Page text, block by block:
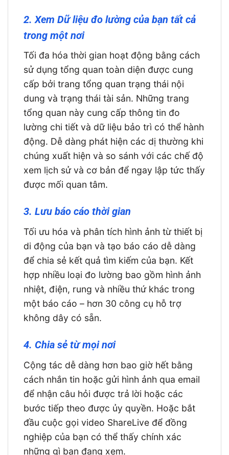
2. Xem Dữ liệu đo lường của bạn tất cả
trong một nơi
Tối đa hóa thời gian hoạt động bằng cách
sử dụng tổng quan toàn diện được cung
cấp bởi trang tổng quan trạng thái nội
dung và trạng thái tài sản. Những trang
tổng quan này cung cấp thông tin đo
lường chi tiết và dữ liệu bảo trì có thể hành
động. Dễ dàng phát hiện các dị thường khi
chúng xuất hiện và so sánh với các chế độ
xem lịch sử và cơ bản để ngay lập tức thấy
được mối quan tâm.
3. Lưu báo cáo thời gian
Tối ưu hóa và phân tích hình ảnh từ thiết bị
di động của bạn và tạo báo cáo dễ dàng
để chia sẻ kết quả tìm kiếm của bạn. Kết
hợp nhiều loại đo lường bao gồm hình ảnh
nhiệt, điện, rung và nhiều thứ khác trong
một báo cáo – hơn 30 công cụ hỗ trợ
không dây có sẵn.
4. Chia sẻ từ mọi nơi
Cộng tác dễ dàng hơn bao giờ hết bằng
cách nhắn tin hoặc gửi hình ảnh qua email
để nhận câu hỏi được trả lời hoặc các
bước tiếp theo được ủy quyền. Hoặc bắt
đầu cuộc gọi video ShareLive để đồng
nghiệp của bạn có thể thấy chính xác
những gì bạn đang xem.